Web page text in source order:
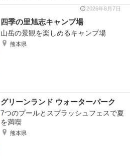
2026年8月7日
四季の里旭志キャンプ場
山岳の景観を楽しめるキャンプ場
熊本県
グリーンランド ウォーターパーク
7つのプールとスプラッシュフェスで夏
を満喫
熊本県